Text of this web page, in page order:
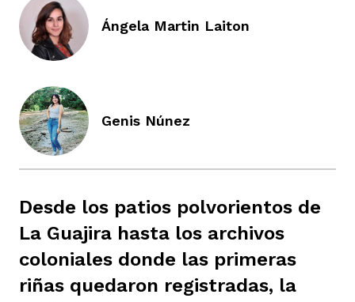
Ángela Martin Laiton
Genis Núnez
Desde los patios polvorientos de
La Guajira hasta los archivos
coloniales donde las primeras
riñas quedaron registradas, la
fórmula
principios
equipo